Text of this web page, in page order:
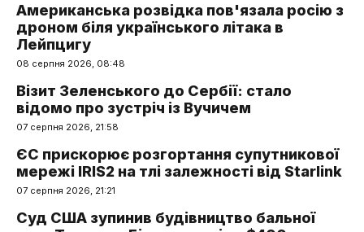
Американська розвідка пов'язала росію з
дроном біля українського літака в
Лейпцигу
08 серпня 2026, 08:48
Візит Зеленського до Сербії: стало
відомо про зустріч із Вучичем
07 серпня 2026, 21:58
ЄС прискорює розгортання супутникової
мережі IRIS2 на тлі залежності від Starlink
07 серпня 2026, 21:21
Суд США зупинив будівництво бальної